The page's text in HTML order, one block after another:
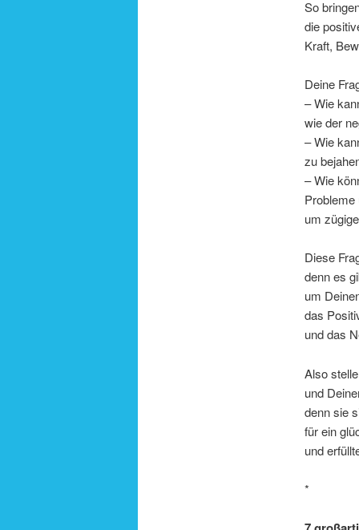
So
die
Kraft,
Deine
– Wie
wie der
– Wie
zu
– Wie
Probleme
um
Diese
denn es
um
das
und das
Also
und
denn sie
für ein
und
*